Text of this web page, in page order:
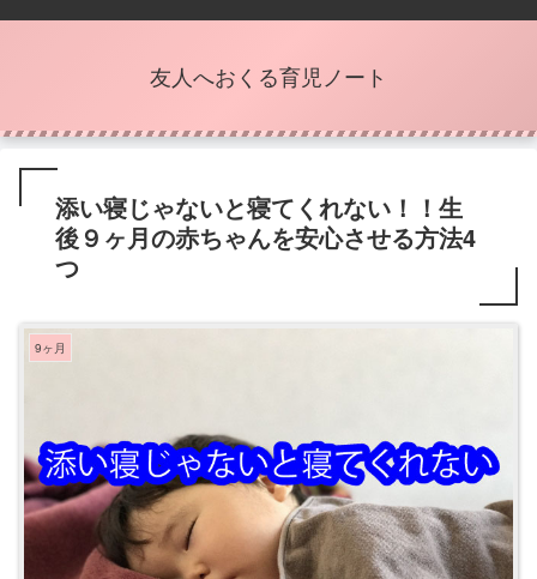
友人へおくる育児ノート
添い寝じゃないと寝てくれない！！生
後９ヶ月の赤ちゃんを安心させる方法4
つ
9ヶ月